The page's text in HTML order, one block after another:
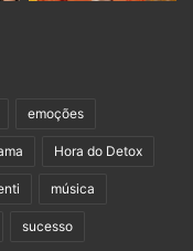
emoções
Hora do Detox
música
sucesso